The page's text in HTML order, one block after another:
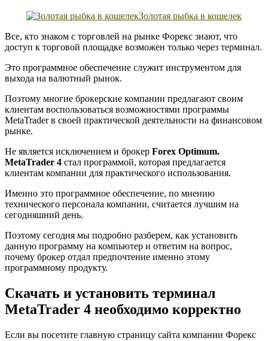
Золотая рыбка в кошелек
Все, кто знаком с торговлей на рынке Форекс знают, что
доступ к торговой площадке возможен только через терминал.
Это программное обеспечение служит инструментом для
выхода на валютный рынок.
Поэтому многие брокерские компании предлагают своим
клиентам воспользоваться возможностями программы
MetaTrader в своей практической деятельности на финансовом
рынке.
Не является исключением и брокер Forex Optimum.
MetaTrader 4 стал программой, которая предлагается
клиентам компании для практического использования.
Именно это программное обеспечение, по мнению
технического персонала компании, считается лучшим на
сегодняшний день.
Поэтому сегодня мы подробно разберем, как установить
данную программу на компьютер и ответим на вопрос,
почему брокер отдал предпочтение именно этому
программному продукту.
Скачать и установить терминал
MetaTrader 4 необходимо корректно
Если вы посетите главную страницу сайта компании Форекс